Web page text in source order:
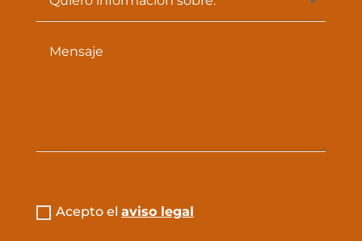
Acepto elaviso legal